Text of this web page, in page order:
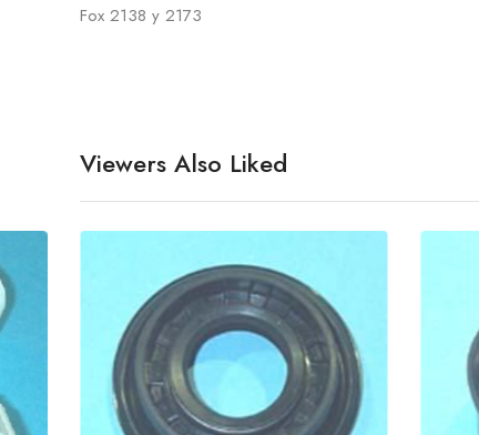
Fox 2138 y 2173
Viewers Also Liked